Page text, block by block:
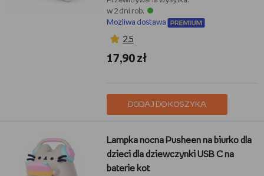
w 2 dni rob.
Możliwa dostawa
2,5
17,90 zł
DODAJ DO KOSZYKA
Lampka nocna Pusheen na biurko dla
dzieci dla dziewczynki USB C na
baterie kot